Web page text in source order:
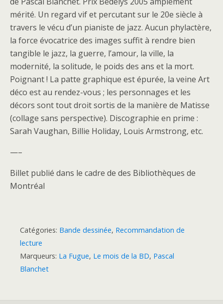
mérité. Un regard vif et percutant sur le 20e siècle à
travers le vécu d’un pianiste de jazz. Aucun phylactère,
la force évocatrice des images suffit à rendre bien
tangible le jazz, la guerre, l’amour, la ville, la
modernité, la solitude, le poids des ans et la mort.
Poignant ! La patte graphique est épurée, la veine Art
déco est au rendez-vous ; les personnages et les
décors sont tout droit sortis de la manière de Matisse
(collage sans perspective). Discographie en prime :
Sarah Vaughan, Billie Holiday, Louis Armstrong, etc.
—–
Billet publié dans le cadre de des Bibliothèques de
Montréal
Catégories: Bande dessinée, Recommandation de
lecture
Marqueurs: La Fugue, Le mois de la BD, Pascal
Blanchet